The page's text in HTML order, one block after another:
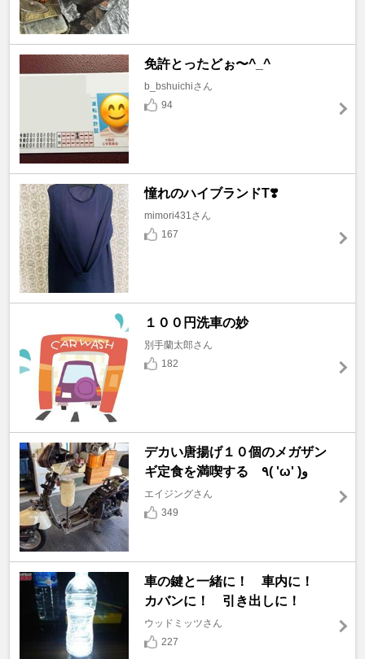
免許とったどぉ〜^_^
b_bshuichiさん
94
憧れのハイブランドT❣️
mimori431さん
167
１００円洗車の妙
別手蘭太郎さん
182
デカい唐揚げ１０個のメガザン
ギ定食を満喫する ٩( 'ω' )و
エイジングさん
349
車の鍵と一緒に！ 車内に！
カバンに！ 引き出しに！
ウッドミッツさん
227